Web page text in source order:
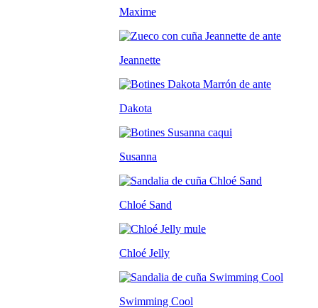
Maxime
Jeannette
Dakota
Susanna
Chloé Sand
Chloé Jelly
Swimming Cool